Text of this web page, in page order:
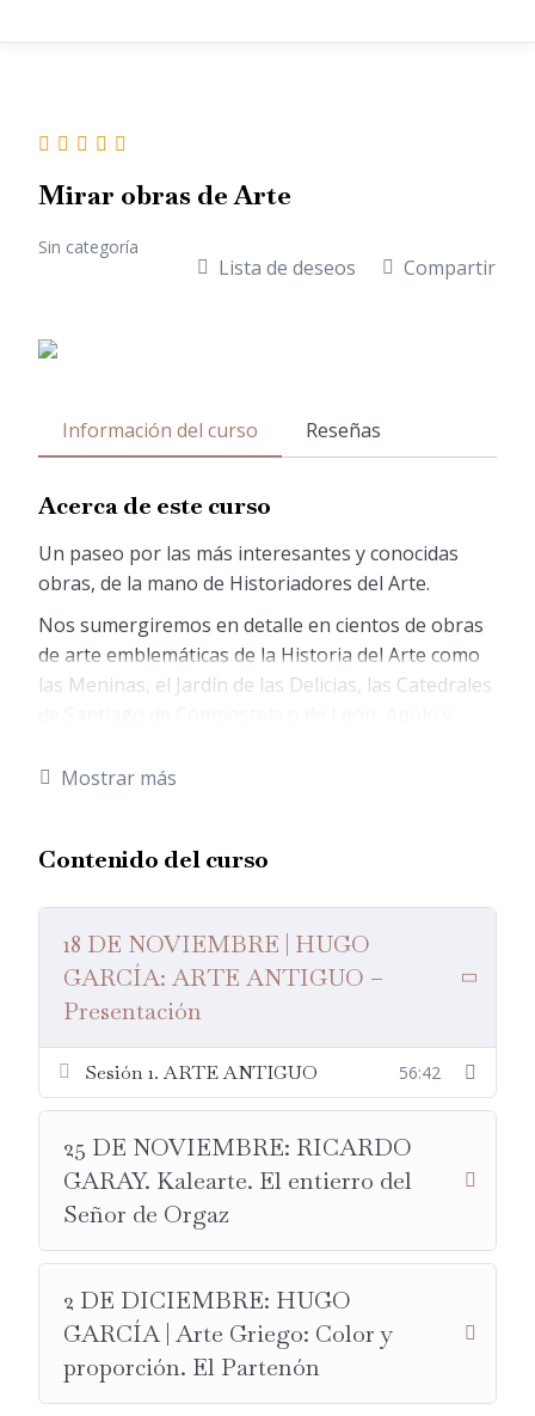
Mirar obras de Arte
Sin categoría
Lista de deseos Compartir
Información del curso Reseñas
Acerca de este curso
Un paseo por las más interesantes y conocidas
obras, de la mano de Historiadores del Arte.
Nos sumergiremos en detalle en cientos de obras
de arte emblemáticas de la Historia del Arte como
las Meninas, el Jardín de las Delicias, las Catedrales
Miguel Ángel, el Partenón, el Mosaico de Issos, el
Guernica entre otras muchas.
Todos los jueves desde el 18 de noviembre hasta el
23 de junio que incluyen diez sesiones impartidas
por profesores invitados.
PROFESOR:
HUGO GARCÍA
PROFESORES INVITADOS:
25 DE NOVIEMBRE:RICARDO GARAY
HISTORIADOR DEL ARTE.
KALEARTE.
EL ENTIERRO DEL SEÑOR DE ORGAZ.
16 DE DICIEMBRE: SARA RUBAYO.HISTORIADORA
DEL ARTE.
SARA RUBAYO.
SOFONISBA ANGUISOLA.
Mostrar más
Contenido del curso
18 DE NOVIEMBRE | HUGO
GARCÍA: ARTE ANTIGUO –
Presentación
Sesión 1. ARTE ANTIGUO 56:42
25 DE NOVIEMBRE: RICARDO
GARAY. Kalearte. El entierro del
Señor de Orgaz
2 DE DICIEMBRE: HUGO
GARCÍA | Arte Griego: Color y
proporción. El Partenón